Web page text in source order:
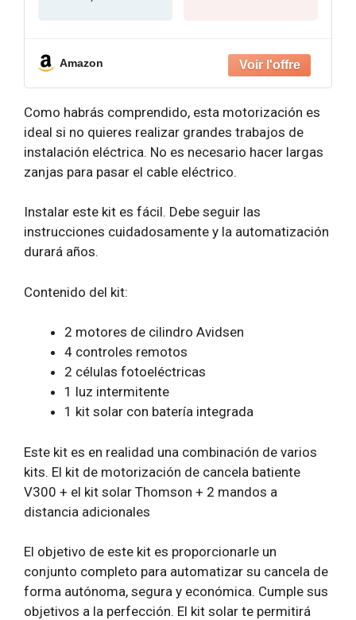
Amazon
Como habrás comprendido, esta motorización es
ideal si no quieres realizar grandes trabajos de
instalación eléctrica. No es necesario hacer largas
zanjas para pasar el cable eléctrico.
Instalar este kit es fácil. Debe seguir las
instrucciones cuidadosamente y la automatización
durará años.
Contenido del kit:
2 motores de cilindro Avidsen
4 controles remotos
2 células fotoeléctricas
1 luz intermitente
1 kit solar con batería integrada
Este kit es en realidad una combinación de varios
kits. El kit de motorización de cancela batiente
V300 + el kit solar Thomson + 2 mandos a
distancia adicionales
El objetivo de este kit es proporcionarle un
conjunto completo para automatizar su cancela de
forma autónoma, segura y económica. Cumple sus
objetivos a la perfección. El kit solar te permitirá